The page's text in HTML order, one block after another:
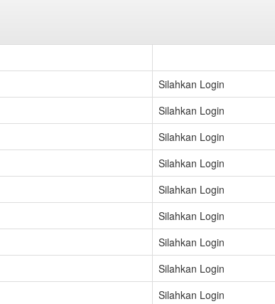
Silahkan Login
Silahkan Login
Silahkan Login
Silahkan Login
Silahkan Login
Silahkan Login
Silahkan Login
Silahkan Login
Silahkan Login